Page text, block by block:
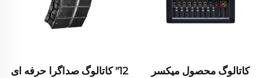
کاتالوگ محصول میکسر 12" کاتالوگ صداگرا حرفه ای